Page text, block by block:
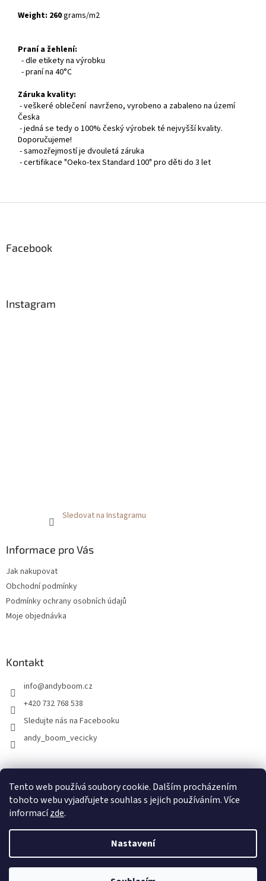
Tento web používá soubory cookie. Dalším procházením
tohoto webu vyjadřujete souhlas s jejich používáním. Více
informacízde.
Nastavení
Weight: 260grams/m2
Praní a žehlení:
- dle etikety na výrobku
- praní na 40°C
Záruka kvality:
- veškeré oblečení navrženo, vyrobeno a zabaleno na území
Česka
- jedná se tedy o 100% český výrobek té nejvyšší kvality.
Doporučujeme!
- samozřejmostí je dvouletá záruka
- certifikace "Oeko-tex Standard 100" pro děti do 3 let
Facebook
Instagram
Sledovat na Instagramu
Informace pro Vás
Jak nakupovat
Obchodní podmínky
Podmínky ochrany osobních údajů
Moje objednávka
Kontakt
info@andyboom.cz
+420 732 768 538
Sledujte nás na Facebooku
andy_boom_vecicky
Copyright 2026ANDY Boom. Všechna práva vyhrazena.Upravit